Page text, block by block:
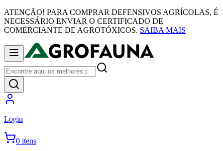
ATENÇÃO! PARA COMPRAR DEFENSIVOS AGRÍCOLAS, É
NECESSÁRIO ENVIAR O CERTIFICADO DE
COMERCIANTE DE AGROTÓXICOS. SAIBA MAIS
Login
0 itens